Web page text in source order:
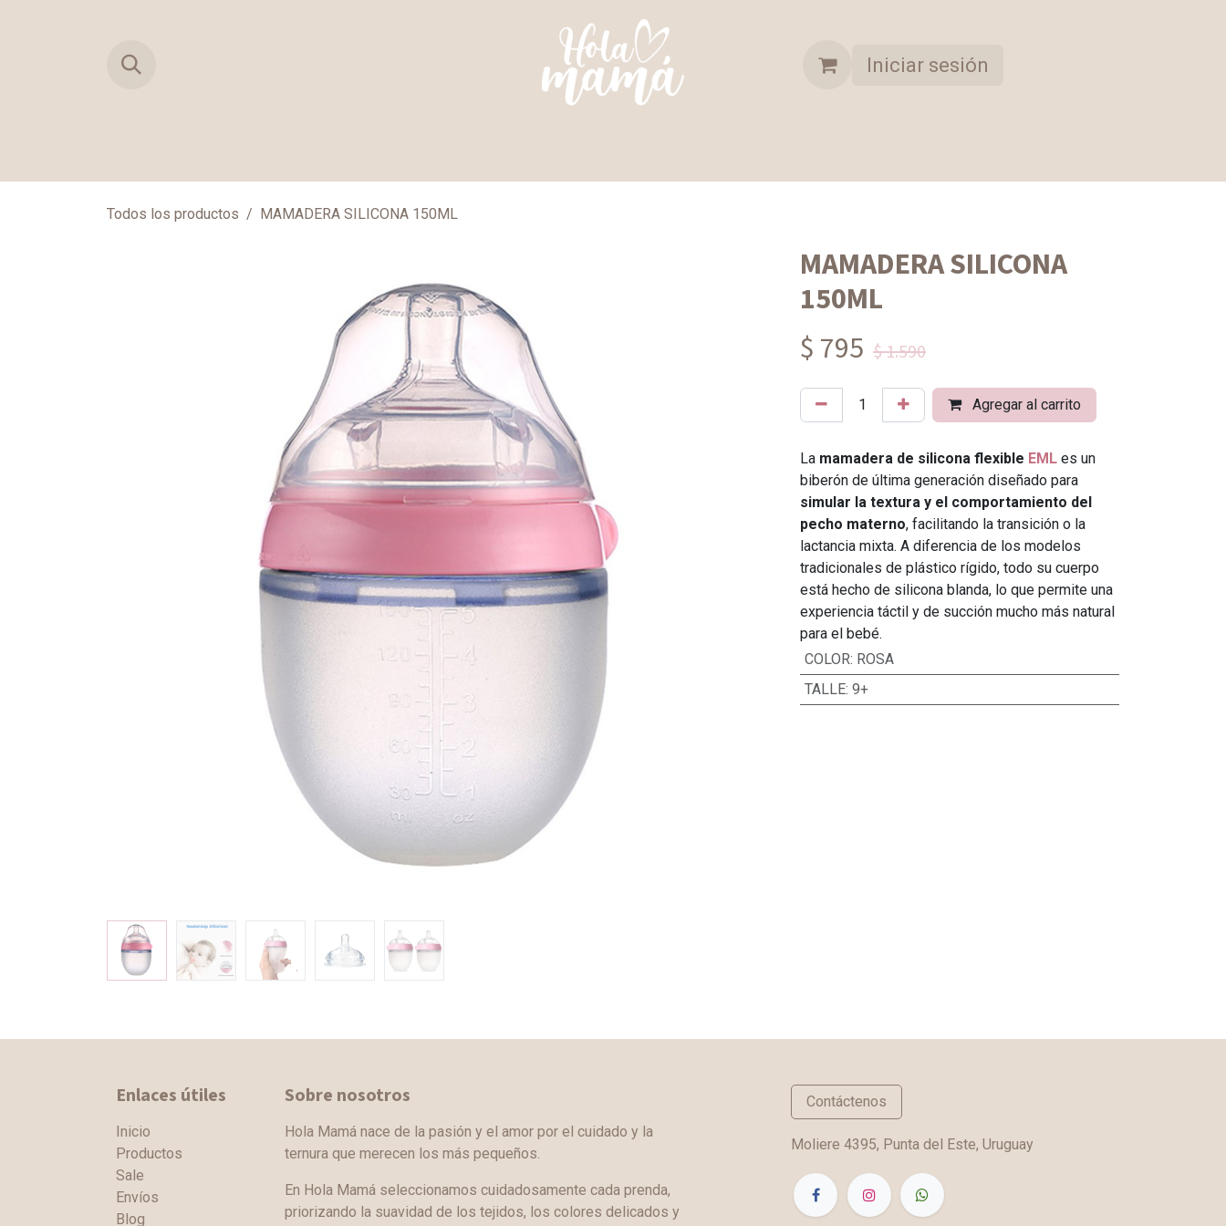
Iniciar sesión
Todos los productos MAMADERA SILICONA 150ML
MAMADERA SILICONA
150ML
$ 795 $ 1.590
Agregar al carrito
La mamadera de silicona flexible EML es un
biberón de última generación diseñado para
simular la textura y el comportamiento del
pecho materno, facilitando la transición o la
lactancia mixta. A diferencia de los modelos
tradicionales de plástico rígido, todo su cuerpo
está hecho de silicona blanda, lo que permite una
experiencia táctil y de succión mucho más natural
para el bebé.
COLOR: ROSA
TALLE: 9+
Enlaces útiles
Inicio
Productos
Sale
Envíos
Blog
Sobre nosotros
Hola Mamá nace de la pasión y el amor por el cuidado y la
ternura que merecen los más pequeños.
En Hola Mamá seleccionamos cuidadosamente cada prenda,
priorizando la suavidad de los tejidos, los colores delicados y
Contáctenos
Moliere 4395, Punta del Este, Uruguay